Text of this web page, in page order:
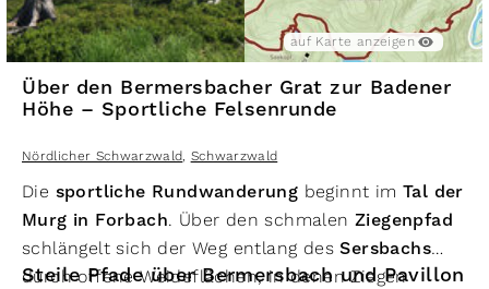
auf Karte anzeigen
Über den Bermersbacher Grat zur Badener
Höhe – Sportliche Felsenrunde
Nördlicher Schwarzwald Schwarzwald
Die sportliche Rundwanderung beginnt im Tal der
Murg in Forbach. Über den schmalen Ziegenpfad
schlängelt sich der Weg entlang des Sersbachs
durch offene Weideflächen, in denen Ziegen
Steile Pfade über Bermersbach und Pavillon